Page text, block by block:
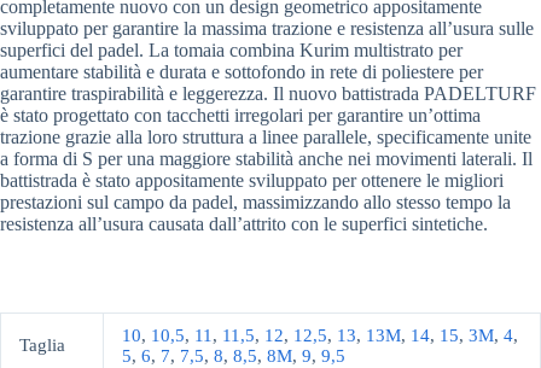
completamente nuovo con un design geometrico appositamente
sviluppato per garantire la massima trazione e resistenza all’usura sulle
superfici del padel. La tomaia combina Kurim multistrato per
aumentare stabilità e durata e sottofondo in rete di poliestere per
garantire traspirabilità e leggerezza. Il nuovo battistrada PADELTURF
è stato progettato con tacchetti irregolari per garantire un’ottima
trazione grazie alla loro struttura a linee parallele, specificamente unite
a forma di S per una maggiore stabilità anche nei movimenti laterali. Il
battistrada è stato appositamente sviluppato per ottenere le migliori
prestazioni sul campo da padel, massimizzando allo stesso tempo la
resistenza all’usura causata dall’attrito con le superfici sintetiche.
Taglia 10, 10,5, 11, 11,5, 12, 12,5, 13, 13M, 14, 15, 3M, 4,
5, 6, 7, 7,5, 8, 8,5, 8M, 9, 9,5